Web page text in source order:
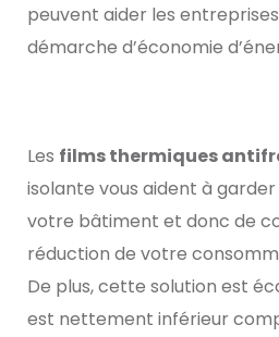
peuvent aider les
démarche d’économie
Les films thermiques
isolante vous aident à
votre bâtiment et donc de
réduction de votre
De plus, cette solution est
est nettement inférieur